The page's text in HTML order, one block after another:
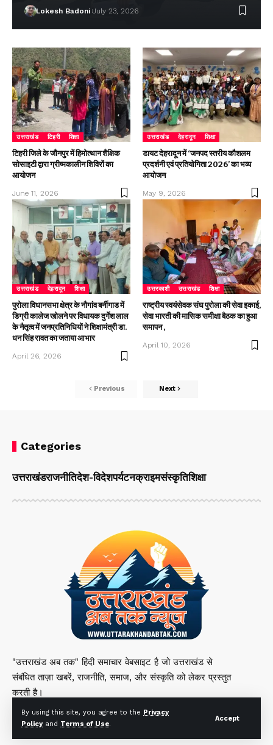
By using this site, you agree to the Privacy
Policyand Terms of Use.
Accept
Lokesh Badoni July 23, 2026
उत्तराखंड टिहरी शिक्षा
टिहरी जिले के जौनपुर में हिमोत्थान शैक्षिक
सोसाइटी द्वारा ग्रीष्मकालीन शिविरों का
आयोजन
June 11, 2026
उत्तराखंड देहरादून शिक्षा
डायट देहरादून में ‘जनपद स्तरीय कौशलम
प्रदर्शनी एवं प्रतियोगिता 2026’ का भव्य
आयोजन
May 9, 2026
उत्तराखंड देहरादून शिक्षा
पुरोला विधानसभा क्षेत्र के नौगांव बर्नीगाड में
डिग्री कालेज खोलने पर विधायक दुर्गेश लाल
के नैतृत्व में जनप्रतिनिधियों ने शिक्षामंत्री डा.
धन सिंह रावत का जताया आभार
April 26, 2026
उत्तरकाशी उत्तराखंड शिक्षा
राष्ट्रीय स्वयंसेवक संघ पुरोला की सेवा इकाई,
सेवा भारती की मासिक समीक्षा बैठक का हुआ
समापन ,
April 10, 2026
Previous Next
Categories
उत्तराखंडराजनीतिदेश-विदेशपर्यटनक्राइमसंस्कृतिशिक्षा
"उत्तराखंड अब तक" हिंदी समाचार वेबसाइट है जो उत्तराखंड से
संबंधित ताज़ा खबरें, राजनीति, समाज, और संस्कृति को लेकर प्रस्तुत
करती है।